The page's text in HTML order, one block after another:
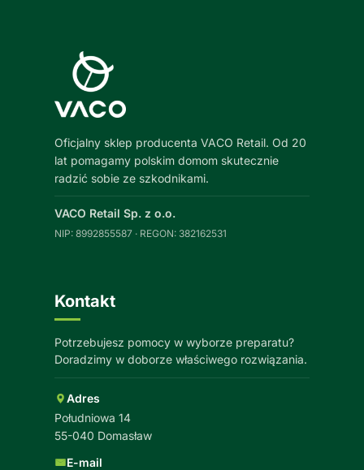
Oficjalny sklep producenta VACO Retail. Od 20
lat pomagamy polskim domom skutecznie
radzić sobie ze szkodnikami.
VACO Retail Sp. z o.o.
NIP: 8992855587 · REGON: 382162531
Kontakt
Potrzebujesz pomocy w wyborze preparatu?
Doradzimy w doborze właściwego rozwiązania.
Adres
Południowa 14
55-040 Domasław
E-mail